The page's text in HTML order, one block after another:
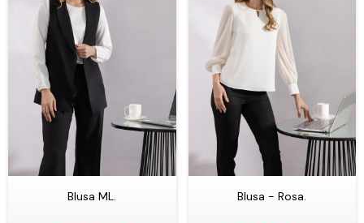
Blusa ML. Blusa - Rosa.